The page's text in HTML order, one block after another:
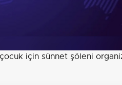
için sünnet şöleni